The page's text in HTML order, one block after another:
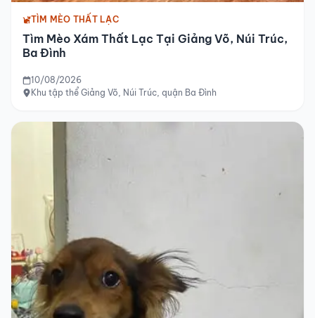
TÌM MÈO THẤT LẠC
Tìm Mèo Xám Thất Lạc Tại Giảng Võ, Núi Trúc,
Ba Đình
10/08/2026
Khu tập thể Giảng Võ, Núi Trúc, quận Ba Đình